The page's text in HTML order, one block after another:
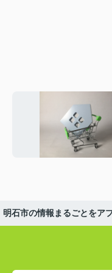
明石市の情報まるごとをア